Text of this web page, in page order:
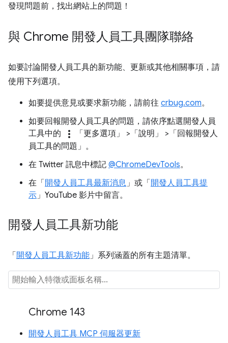
發現問題前，找出網站上的問題！
與 Chrome 開發人員工具團隊聯絡
如要討論開發人員工具的新功能、更新或其他相關事項，請
使用下列選項。
如要提供意見或要求新功能，請前往 crbug.com。
如要回報開發人員工具的問題，請依序點選開發人員
工具中的
more_vert 「更多選項」 >「說明」
>「回報開發人
員工具的問題」 。
在 Twitter 訊息中標記 @ChromeDevTools。
在「開發人員工具最新消息 」或「開發人員工具提
示 」YouTube 影片中留言。
開發人員工具新功能
「開發人員工具新功能 」系列涵蓋的所有主題清單。
Chrome 143
開發人員工具 MCP 伺服器更新